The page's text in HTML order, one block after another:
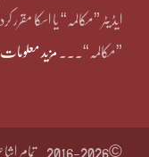
ایڈیٹر ”مکالمہ“ یا اسکا مقرر
”مکالمہ“۔۔۔ مزید معلومات
©2016-2026 تمام